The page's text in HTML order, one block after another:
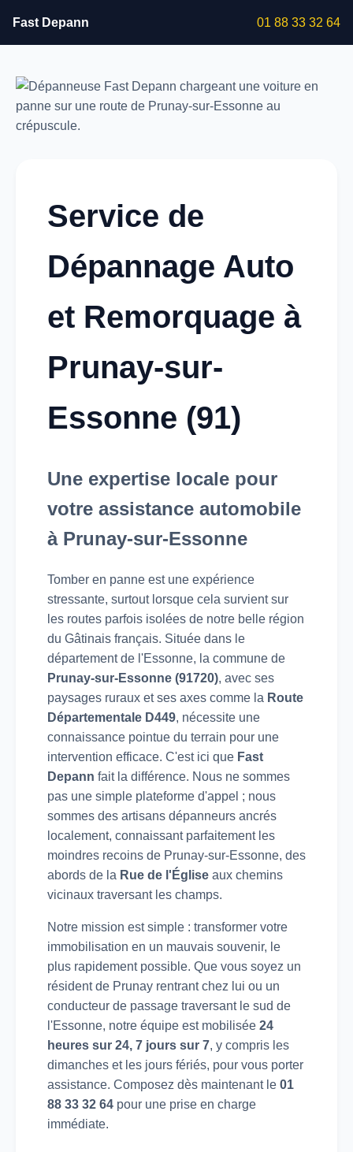
Fast Depann 01 88 33 32 64
Service de
Dépannage Auto
et Remorquage à
Prunay-sur-
Essonne (91)
Une expertise locale pour
votre assistance automobile
à Prunay-sur-Essonne
Tomber en panne est une expérience
stressante, surtout lorsque cela survient sur
les routes parfois isolées de notre belle région
du Gâtinais français. Située dans le
département de l'Essonne, la commune de
Prunay-sur-Essonne (91720), avec ses
paysages ruraux et ses axes comme la Route
Départementale D449, nécessite une
connaissance pointue du terrain pour une
intervention efficace. C'est ici que Fast
Depann fait la différence. Nous ne sommes
pas une simple plateforme d'appel ; nous
sommes des artisans dépanneurs ancrés
localement, connaissant parfaitement les
moindres recoins de Prunay-sur-Essonne, des
abords de la Rue de l'Église aux chemins
vicinaux traversant les champs.
Notre mission est simple : transformer votre
immobilisation en un mauvais souvenir, le
plus rapidement possible. Que vous soyez un
résident de Prunay rentrant chez lui ou un
conducteur de passage traversant le sud de
l'Essonne, notre équipe est mobilisée 24
heures sur 24, 7 jours sur 7, y compris les
dimanches et les jours fériés, pour vous porter
assistance. Composez dès maintenant le 01
88 33 32 64 pour une prise en charge
immédiate.